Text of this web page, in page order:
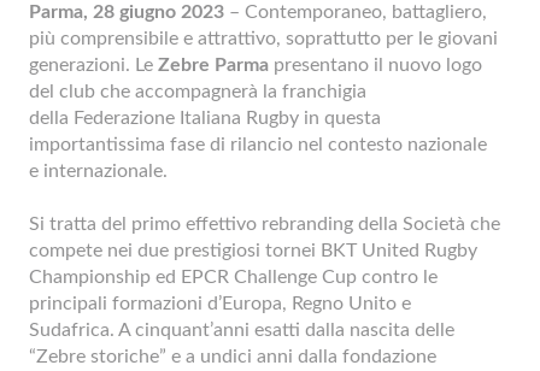
Parma, 28 giugno 2023 – Contemporaneo, battagliero,
più comprensibile e attrattivo, soprattutto per le giovani
generazioni. LeZebre Parma presentano il nuovo logo
del club che accompagnerà la franchigia
della Federazione Italiana Rugby in questa
importantissima fase di rilancio nel contesto nazionale
e internazionale.
Si tratta del primo effettivo rebranding della Società che
compete nei due prestigiosi tornei BKT United Rugby
Championship ed EPCR Challenge Cup contro le
principali formazioni d’Europa, Regno Unito e
Sudafrica. A cinquant’anni esatti dalla nascita delle
“Zebre storiche” e a undici anni dalla fondazione